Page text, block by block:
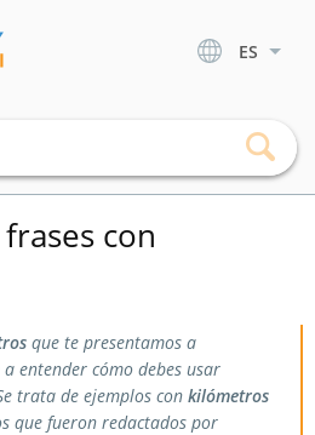
ES
con
que te presentamos a
entender cómo debes usar
trata de ejemplos con kilómetros
que fueron redactados por